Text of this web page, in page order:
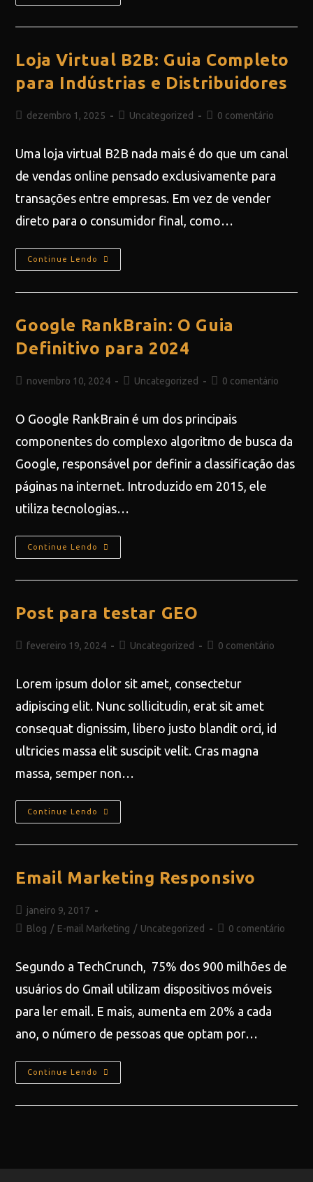
Loja Virtual B2B: Guia Completo
para Indústrias e Distribuidores
dezembro 1, 2025 Uncategorized 0 comentário
Uma loja virtual B2B nada mais é do que um canal
de vendas online pensado exclusivamente para
transações entre empresas. Em vez de vender
direto para o consumidor final, como…
Continue Lendo
Google RankBrain: O Guia
Definitivo para 2024
novembro 10, 2024 Uncategorized 0 comentário
O Google RankBrain é um dos principais
componentes do complexo algoritmo de busca da
Google, responsável por definir a classificação das
páginas na internet. Introduzido em 2015, ele
utiliza tecnologias…
Continue Lendo
Post para testar GEO
fevereiro 19, 2024 Uncategorized 0 comentário
Lorem ipsum dolor sit amet, consectetur
adipiscing elit. Nunc sollicitudin, erat sit amet
consequat dignissim, libero justo blandit orci, id
ultricies massa elit suscipit velit. Cras magna
massa, semper non…
Continue Lendo
Email Marketing Responsivo
janeiro 9, 2017
Blog / E-mail Marketing / Uncategorized 0 comentário
Segundo a TechCrunch, 75% dos 900 milhões de
usuários do Gmail utilizam dispositivos móveis
para ler email. E mais, aumenta em 20% a cada
ano, o número de pessoas que optam por…
Continue Lendo